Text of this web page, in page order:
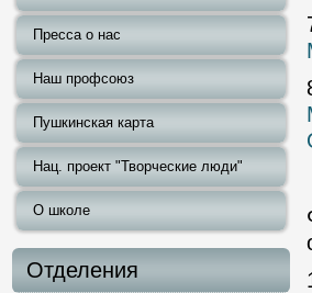
Пресса о нас
Наш профсоюз
Пушкинская карта
Нац. проект "Творческие люди"
О школе
Отделения